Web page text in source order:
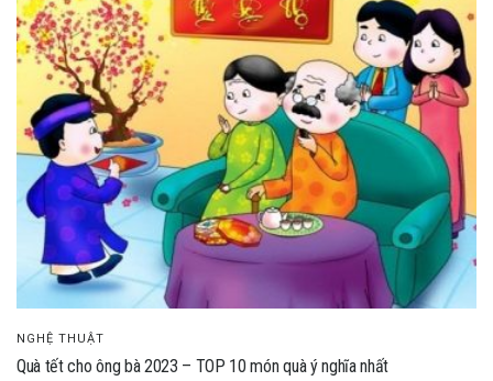
NGHỆ THUẬT
Quà tết cho ông bà 2023 – TOP 10 món quà ý nghĩa nhất